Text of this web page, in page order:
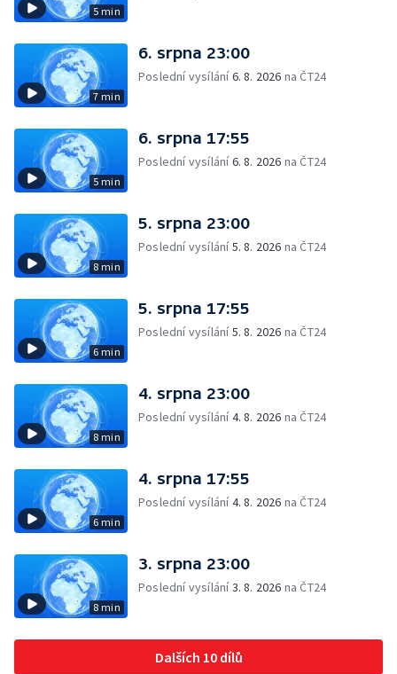
5 min
7 min
6. srpna 23:00
Poslední vysílání6. 8. 2026 na ČT24
5 min
6. srpna 17:55
Poslední vysílání6. 8. 2026 na ČT24
8 min
5. srpna 23:00
Poslední vysílání5. 8. 2026 na ČT24
6 min
5. srpna 17:55
Poslední vysílání5. 8. 2026 na ČT24
8 min
4. srpna 23:00
Poslední vysílání4. 8. 2026 na ČT24
6 min
4. srpna 17:55
Poslední vysílání4. 8. 2026 na ČT24
8 min
3. srpna 23:00
Poslední vysílání3. 8. 2026 na ČT24
Dalších 10 dílů